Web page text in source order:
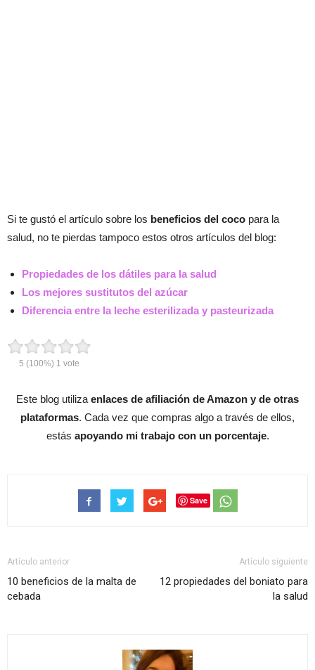
Si te gustó el artículo sobre los beneficios del coco para la
salud, no te pierdas tampoco estos otros artículos del blog:
Propiedades de los dátiles para la salud
Los mejores sustitutos del azúcar
Diferencia entre la leche esterilizada y pasteurizada
5 (100%) 1 vote
Este blog utiliza enlaces de afiliación de Amazon y de otras
plataformas. Cada vez que compras algo a través de ellos,
estás apoyando mi trabajo con un porcentaje.
Save
Artículo anterior
10 beneficios de la malta de
cebada
Artículo siguiente
12 propiedades del boniato para
la salud